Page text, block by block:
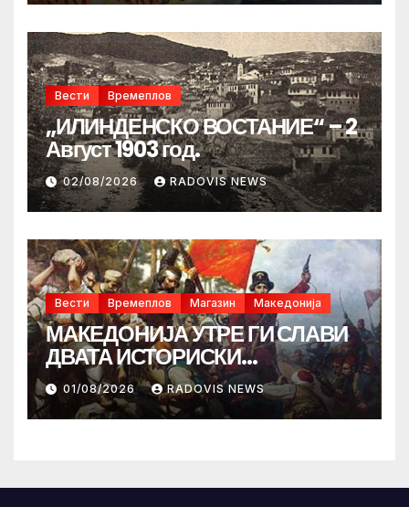
Вести Времеплов
„ИЛИНДЕНСКО ВОСТАНИЕ“ – 2
Август 1903 год.
02/08/2026 RADOVIS NEWS
Вести Времеплов Магазин Македонија
МАКЕДОНИЈА УТРЕ ГИ СЛАВИ
ДВАТА ИСТОРИСКИ
ИЛИНДЕНА!
01/08/2026 RADOVIS NEWS